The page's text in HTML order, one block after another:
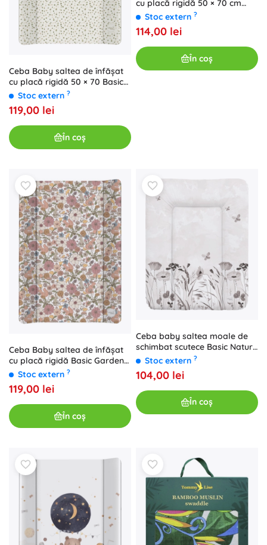
Ceba Baby saltea de înfășat
cu placă rigidă 50 × 70 Basic
spots
Stoc extern ?
119,00 lei
În coș
cu placă rigidă 50 × 70 cm
Basic Red Fox
Stoc extern ?
114,00 lei
În coș
Ceba Baby saltea de înfășat
cu placă rigidă Basic Garden
50 × 70 cm
Stoc extern ?
119,00 lei
În coș
Ceba baby saltea moale de
schimbat scutece Basic Nature
Harmony 50 × 70 cm
Stoc extern ?
104,00 lei
În coș